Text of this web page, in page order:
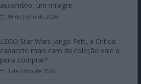
assombro, um milagre
30 de Julho de 2026
LEGO Star Wars Jango Fett, a Crítica:
capacete mais caro da coleção vale a
pena comprar?
3 de Julho de 2026